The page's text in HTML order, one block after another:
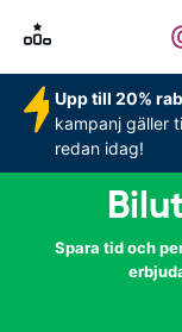
Upp till 20%
kampanj gäller
redan idag!
Spara tid och